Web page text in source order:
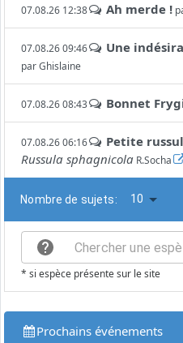
07.08.26 12:38 Ah merde !
07.08.26 09:46 Une
parGhislaine
07.08.26 08:43 Bonnet
07.08.26 06:16 Petite
Russula sphagnicola R.Socha
Nombre de sujets: 10
* si espèce présente sur le site
Prochains événements